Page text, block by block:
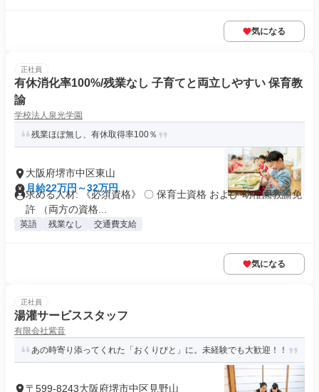
気になる
正社員
有休消化率100%/残業なし 子育てと両立しやすい 保育教
諭
学校法人泉光学園
残業ほぼ無し、有休取得率100％
大阪府堺市中区東山
月給22万円～32万円
求める人材: 《必須資格》 〇 保育士資格 および 幼稚園教諭免
許 （両方の資格...
英語 残業なし 交通費支給
気になる
正社員
湯灌サービススタッフ
有限会社紫音
あの時寄り添ってくれた「おくりびと」に。未経験でも大歓迎！！
〒599-8243大阪府堺市中区見野山